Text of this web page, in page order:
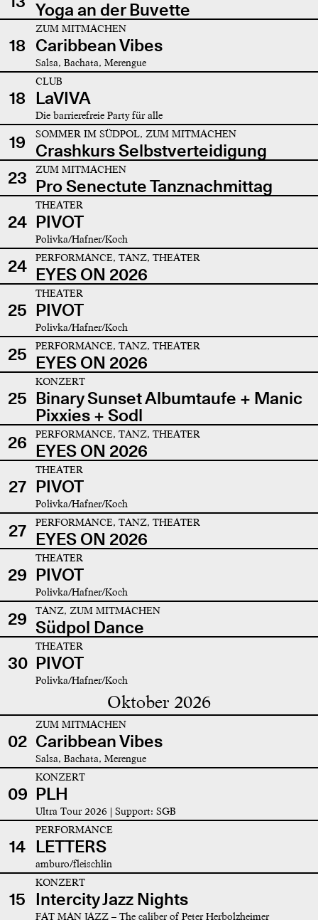
Yoga an der Buvette
18
ZUM MITMACHEN
Caribbean Vibes
Salsa, Bachata, Merengue
18
CLUB
LaVIVA
Die barrierefreie Party für alle
19 SOMMER IM SÜDPOL, ZUM MITMACHEN
Crashkurs Selbstverteidigung
23
ZUM MITMACHEN
Pro Senectute Tanznachmittag
24
THEATER
PIVOT
Polivka/Hafner/Koch
24 PERFORMANCE, TANZ, THEATER
EYES ON 2026
25
THEATER
PIVOT
Polivka/Hafner/Koch
25 PERFORMANCE, TANZ, THEATER
EYES ON 2026
25
KONZERT
Binary Sunset Albumtaufe + Manic
Pixxies + Sodl
26
PERFORMANCE, TANZ, THEATER
EYES ON 2026
27
THEATER
PIVOT
Polivka/Hafner/Koch
27 PERFORMANCE, TANZ, THEATER
EYES ON 2026
29
THEATER
PIVOT
Polivka/Hafner/Koch
29 TANZ, ZUM MITMACHEN
Südpol Dance
30
THEATER
PIVOT
Polivka/Hafner/Koch
Oktober 2026
02
ZUM MITMACHEN
Caribbean Vibes
Salsa, Bachata, Merengue
09
KONZERT
PLH
Ultra Tour 2026 | Support: SGB
14
PERFORMANCE
LETTERS
amburo/fleischlin
15
KONZERT
Intercity Jazz Nights
FAT MAN JAZZ – The caliber of Peter Herbolzheimer